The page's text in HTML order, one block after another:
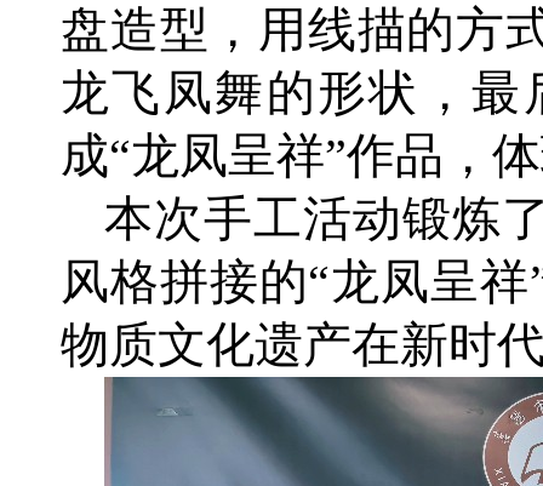
盘造型，用线描的方
龙飞凤舞的形状，
成“龙凤呈祥”作品，
本次手工活动锻炼
风格拼接的“龙凤呈
物质文化遗产在新时